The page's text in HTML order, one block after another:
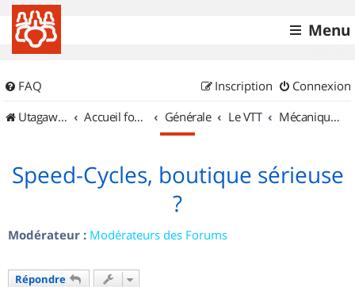
Menu
FAQ Connexion
Inscription
UtagawaVTT (Randos VTT et VTTAE avec traces GPS)
Accueil forum Générale Le VTT Mécanique et Entretiens
Speed-Cycles, boutique sérieuse
?
Modérateur : Modérateurs des Forums
Répondre